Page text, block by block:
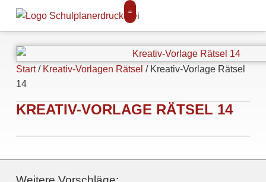
Start/ Kreativ-Vorlagen Rätsel / Kreativ-Vorlage Rätsel
14
KREATIV-VORLAGE RÄTSEL 14